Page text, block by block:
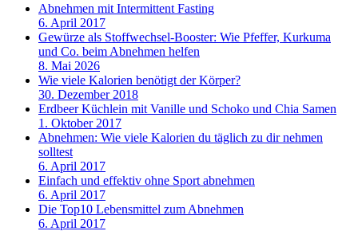
Abnehmen mit Intermittent Fasting
6. April 2017
Gewürze als Stoffwechsel-Booster: Wie Pfeffer, Kurkuma
und Co. beim Abnehmen helfen
8. Mai 2026
Wie viele Kalorien benötigt der Körper?
30. Dezember 2018
Erdbeer Küchlein mit Vanille und Schoko und Chia Samen
1. Oktober 2017
Abnehmen: Wie viele Kalorien du täglich zu dir nehmen
solltest
6. April 2017
Einfach und effektiv ohne Sport abnehmen
6. April 2017
Die Top10 Lebensmittel zum Abnehmen
6. April 2017